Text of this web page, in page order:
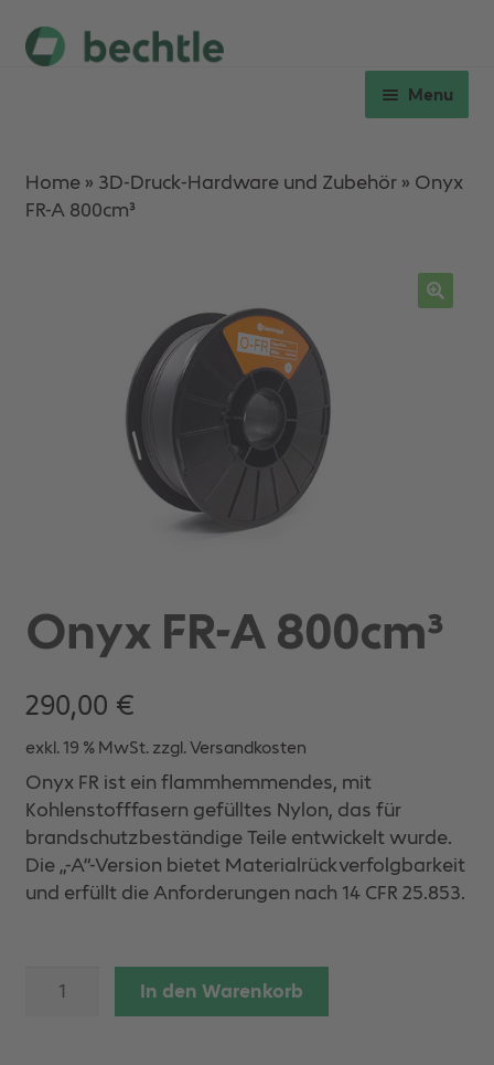
Skip
Skip
Menu
menu
menu
Ersatzteile & Service
Home» 3D-Druck-Hardware und Zubehör» Onyx
FR-A 800cm³
Onyx FR-A 800cm³
290,00 €
exkl. 19 % MwSt. zzgl.Versandkosten
Onyx FR ist ein flammhemmendes, mit
Kohlenstofffasern gefülltes Nylon, das für
brandschutzbeständige Teile entwickelt wurde.
Die „-A“-Version bietet Materialrückverfolgbarkeit
und erfüllt die Anforderungen nach 14 CFR 25.853.
Onyx
In den Warenkorb